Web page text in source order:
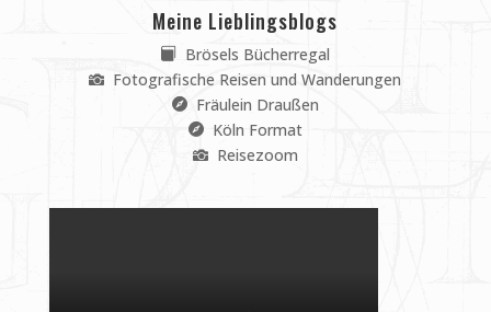
Meine Lieblingsblogs
Brösels Bücherregal
Fotografische Reisen und Wanderungen
Fräulein Draußen
Köln Format
Reisezoom